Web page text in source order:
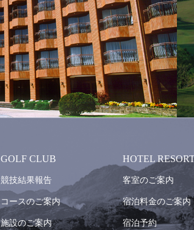
GOLF CLUB
競技結果報告
コースのご案内
施設のご案内
HOTEL
客室のご案内
宿泊料金のご案内
宿泊予約